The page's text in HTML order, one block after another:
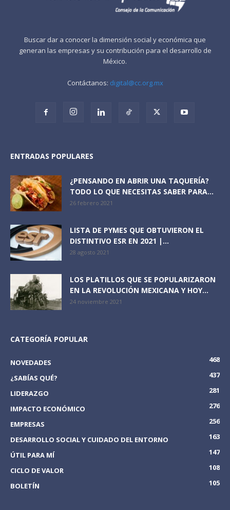
Buscar dar a conocer la dimensión social y económica que
generan las empresas y su contribución para el desarrollo de
México.
Contáctanos: digital@cc.org.mx
ENTRADAS POPULARES
¿PENSANDO EN ABRIR UNA TAQUERÍA?
TODO LO QUE NECESITAS SABER PARA...
26 febrero 2021
LISTA DE PYMES QUE OBTUVIERON EL
DISTINTIVO ESR EN 2021 |...
28 agosto 2021
LOS PLATILLOS QUE SE POPULARIZARON
EN LA REVOLUCIÓN MEXICANA Y HOY...
24 noviembre 2021
CATEGORÍA POPULAR
NOVEDADES
468
¿SABÍAS QUÉ?
437
LIDERAZGO
281
IMPACTO ECONÓMICO
276
EMPRESAS
256
DESARROLLO SOCIAL Y CUIDADO DEL ENTORNO
163
ÚTIL PARA MÍ
147
CICLO DE VALOR
108
BOLETÍN
105